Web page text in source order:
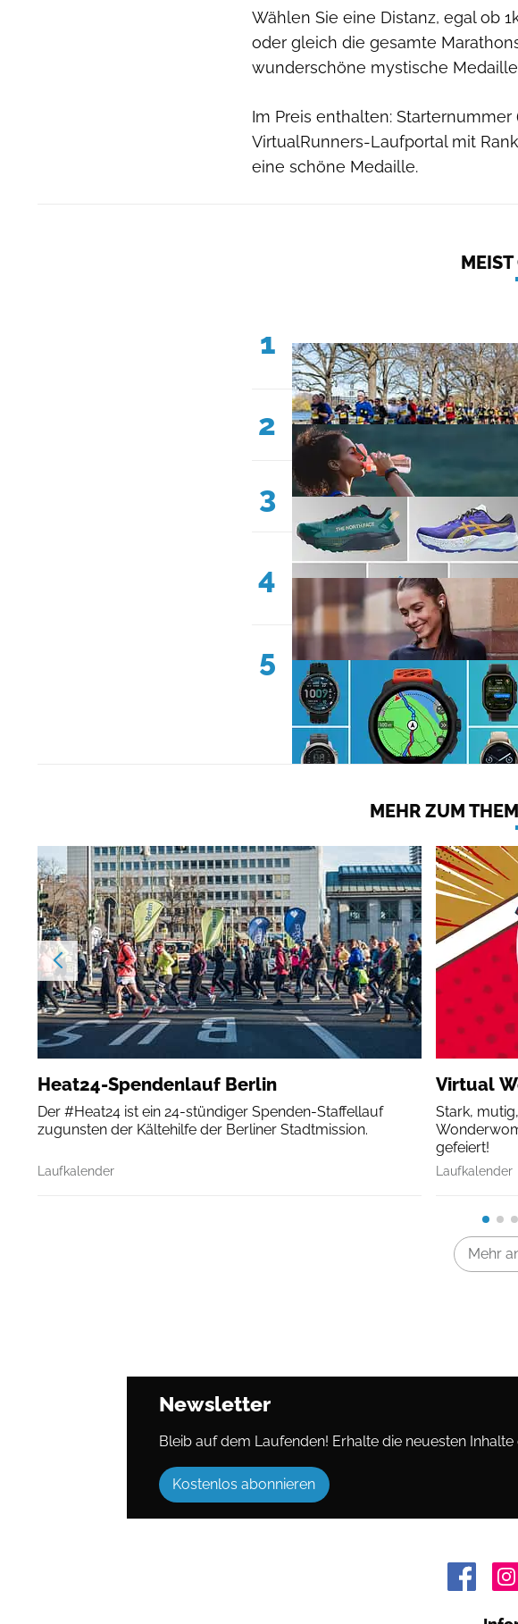
Wählen Sie eine Distanz, egal ob
oder gleich die gesamte
wunderschöne mystische
Im Preis enthalten:
VirtualRunners-Laufportal mit
eine schöne Medaille.
MEIST
1
2
3
4
5
MEHR ZUM
Heat24-Spendenlauf Berlin
Der #Heat24 ist ein 24-stündiger Spenden-Staffellauf
zugunsten der Kältehilfe der Berliner Stadtmission.
Laufkalender
Virtual
Stark,
gefeiert!
Laufkalender
Mehr
Newsletter
Bleib auf dem Laufenden! Erhalte die neuesten Inhalte
Kostenlos abonnieren